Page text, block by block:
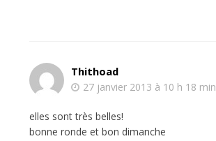
Thithoad
27 janvier 2013 à 10 h 18 min
elles sont très belles!
bonne ronde et bon dimanche